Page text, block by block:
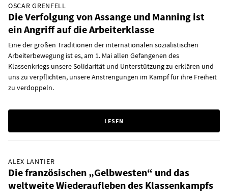
OSCAR GRENFELL
Die Verfolgung von Assange und Manning ist
ein Angriff auf die Arbeiterklasse
Eine der großen Traditionen der internationalen sozialistischen
Arbeiterbewegung ist es, am 1. Mai allen Gefangenen des
Klassenkriegs unsere Solidarität und Unterstützung zu erklären und
uns zu verpflichten, unsere Anstrengungen im Kampf für ihre Freiheit
zu verdoppeln.
LESEN
ALEX LANTIER
Die französischen „Gelbwesten“ und das
weltweite Wiederaufleben des Klassenkampfs